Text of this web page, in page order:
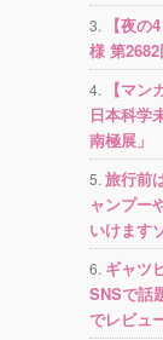
【夜
様 第
【マ
日本科学
南極展」
旅行前
ャンプー
いけます
ギャツ
SNSで話
でレビュ